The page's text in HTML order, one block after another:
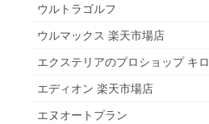
ウルトラゴルフ
ウルマックス 楽天市場店
エクステリアのプロショップ キロ
エディオン 楽天市場店
エヌオートプラン